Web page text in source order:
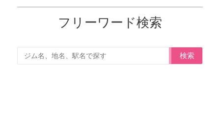
フリーワード検索
検索